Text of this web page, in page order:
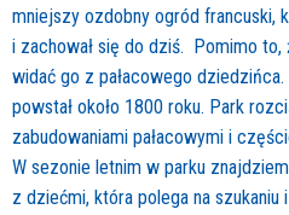
mniejszy ozdobny ogród francuski,
i zachował się do dziś. Pomimo
widać go z pałacowego
powstał około 1800 roku. Park
zabudowaniami pałacowymi i
W sezonie letnim w parku
z dziećmi, która polega na szukaniu